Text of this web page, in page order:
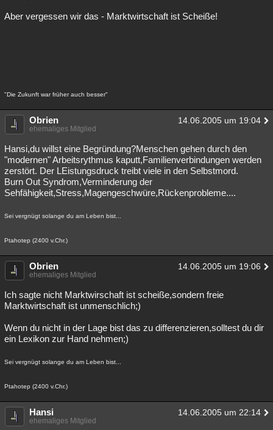
Aber vergessen wir das - Marktwirtschaft ist Scheiße!
"Die Zukunft war früher auch besser"
Obrien 14.06.2005 um 19:04
ehemaliges Mitglied
Hansi,du willst eine Begründung?Menschen gehen durch den
"modernen" Arbeitsrythmus kaputt,Familienverbindungen werden
zerstört. Der LEistungsdruck treibt viele in den Selbstmord.
Burn Out Syndrom,Verminderung der
Sehfähigkeit,Stress,Magengeschwüre,Rückenprobleme....
Sei vergnügt solange du am Leben bist...
Ptahotep (2400 v.Chr.)
Obrien 14.06.2005 um 19:06
ehemaliges Mitglied
Ich sagte nicht Marktwirschaft ist scheiße,sondern freie
Marktwirtschaft ist unmenschlich;)
Wenn du nicht in der Lage bist das zu differenzieren,solltest du dir
ein Lexikon zur Hand nehmen;)
Sei vergnügt solange du am Leben bist...
Ptahotep (2400 v.Chr.)
Hansi 14.06.2005 um 22:14
ehemaliges Mitglied